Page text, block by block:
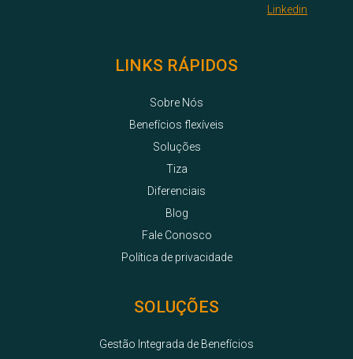
LINKS RÁPIDOS
Sobre Nós
Benefícios flexíveis
Soluções
Tiza
Diferenciais
Blog
Fale Conosco
Política de privacidade
SOLUÇÕES
Gestão Integrada de Benefícios